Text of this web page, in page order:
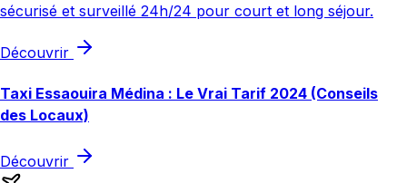
sécurisé et surveillé 24h/24 pour court et long séjour.
Découvrir
Taxi Essaouira Médina : Le Vrai Tarif 2024 (Conseils
des Locaux)
Découvrir